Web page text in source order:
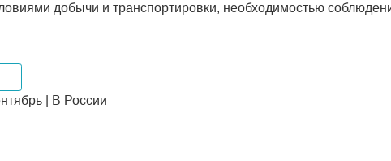
добычи и транспортировки, необходимостью
| В России